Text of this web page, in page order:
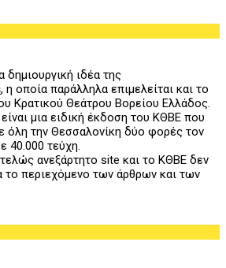
δημιουργική ιδέα της
, η οποία παράλληλα επιμελείται και το
Kρατικού Θεάτρου Βορείου Ελλάδος.
μια ειδική έκδοση του ΚΘΒΕ που
όλη την Θεσσαλονίκη δύο φορές τον
40.000 τεύχη.
ανεξάρτητο site και το ΚΘΒΕ δεν
το περιεχόμενο των άρθρων και των